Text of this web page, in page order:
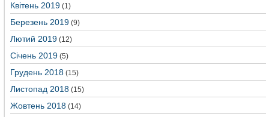
Квітень 2019 (1)
Березень 2019 (9)
Лютий 2019 (12)
Січень 2019 (5)
Грудень 2018 (15)
Листопад 2018 (15)
Жовтень 2018 (14)